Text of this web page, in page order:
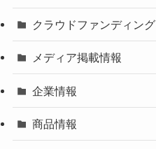
クラウドファンディング
メディア掲載情報
企業情報
商品情報